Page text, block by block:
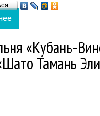
«Кубань-
Тамань